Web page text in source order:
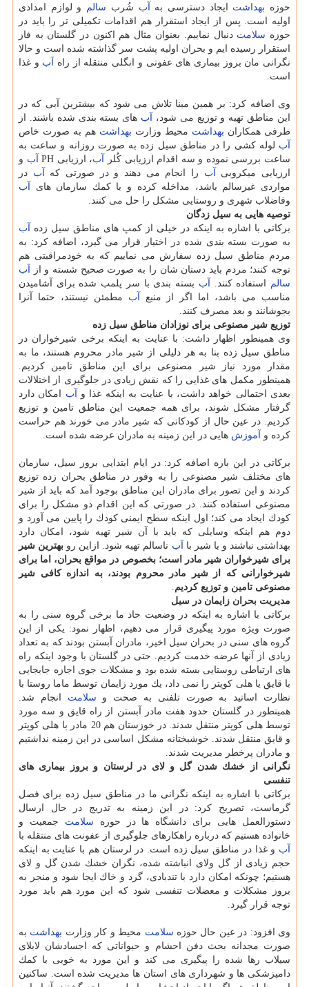
حوزه بهداشت ایجاد دسترسی به آب شُرب سالم
و لوازم امدادی
اولیه است. پس از ایجاد استقرار هم اقدامات تكمیلی تر را باید در
حوزه سلامت دنبال نماییم. بعنوان مثال هم اكنون در گلستان به فاز
استقرار رسیده ایم و بحران اولیه پشت سر گذاشته شده است و حالا
نگرانی مان بروز بیماری های عفونی و انگلی منتقله از راه آب و غذا
است.
وی اضافه كرد: بر همین مبنا تلاش می شود كه بیشترین آبی كه در
این مناطق تهیه و توزیع می شود، آب های بسته بندی شده باشند. از
طرفی همكاران بهداشت محیط وزارت بهداشت هم به صورت خاص
آب لوله كشی را در مناطق سیل زده به صورت روزانه و ساعت به
ساعت بررسی نموده و سه اقدام ارزیابی كُلر آب، ارزیابی PH آب و
ارزیابی میكروبی آب را انجام می دهند و در صورتی كه آب در
مواردی غیرسالم باشد، مداخله كرده و با كمك سازمان های آب
وفاضلاب شهری و روستایی مشكل را حل می كنند.
توصیه هایی به سیل زدگان
بركاتی با اشاره به اینكه در خیلی از كمپ های مناطق سیل زده آب
به صورت بسته بندی شده در اختیار قرار می گیرد، اضافه كرد: به
مردم مناطق سیل زده سفارش می نماییم كه به خودمراقبتی هم
توجه كنند؛ مردم باید دستان شان را به صورت صحیح شسته و از آب
سالم استفاده كنند. آب بسته بندی با سر پلمب شده برای آشامیدن
مناسب می باشد، اما اگر از منبع آب مطمئن نیستند، حتما آنرا
بجوشانند و بعد مصرف كنند.
توزیع شیر مصنوعی برای نوزادان مناطق سیل زده
وی همینطور اظهار داشت: با عنایت به اینكه برخی شیرخواران در
مناطق سیل زده بنا به هر دلیلی از شیر مادر محروم هستند، ما به
مقدار مورد نیاز شیر مصنوعی برای این مناطق تامین كردیم.
همینطور مكمل های غذایی را كه نقش زیادی در جلوگیری از اختلالات
بعدی احتمالی خواهد داشت، با عنایت به اینكه غذا و آب امكان دارد
گرفتار مشكل شوند، برای همه جمعیت این مناطق تامین و توزیع
كردیم. در عین حال از كودكانی كه شیر مادر می خورند هم حراست
كرده و آموزش هایی در این زمینه به مادران عرضه شده است.
بركاتی در این باره اضافه كرد: در ایام ابتدایی بروز سیل، سازمان
های مختلف شیر مصنوعی را به وفور در مناطق بحران زده توزیع
كردند و این تصور برای مادران این مناطق بوجود آمد كه باید از شیر
مصنوعی استفاده كنند. در صورتی كه این اقدام دو مشكل را برای
كودك ایجاد می كند؛ اول اینكه سطح ایمنی كودك را پایین می آورد و
دوم هم اینكه وسایلی كه باید با آن شیر تهیه شود، امكان دارد
بهداشتی نباشند و یا شیر با آب ناسالم تهیه شود. ازاین رو بهترین شیر
برای شیرخواران شیر مادر است؛ بخصوص در مواقع بحران، اما برای
شیرخوارانی كه از شیر مادر محروم بودند، به اندازه كافی شیر
مصنوعی تامین و توزیع كردیم
مدیریت بحران زایمان در سیل
بركاتی با اشاره به اینكه در وضعیت حاد ما برخی گروه سنی را به
صورت ویژه مورد پیگیری قرار می دهیم، اظهار نمود: یكی از این
گروه های سنی در بحران سیل اخیر، مادران آبستن بودند كه به تعداد
زیادی از آنها عرضه خدمت كردیم. حتی در گلستان با وجود اینكه راه
های ارتباطی روستایی بسته شده بود و مشكلات جوی اجازه جابجایی
با قایق یا هلی كوپتر را نمی داد، یك مورد زایمان توسط ماما روستا با
نظارت اساتید به صورت تلفنی به صحت و سلامت انجام شد.
همینطور در گلستان حدود هفت مادر آبستن از راه قایق و سه مورد
توسط هلی كوپتر منتقل شدند. در خوزستان هم 20 مادر با هلی كوپتر
و قایق منتقل شدند. خوشبختانه مشكل اساسی در این زمینه نداشتیم
و مادران پرخطر مدیریت شدند.
نگرانی از خشك شدن گل و لای در لرستان و بروز بیماری های
تنفسی
بركاتی با اشاره به اینكه نگرانی ما در مناطق سیل زده برای فصل
گرماست، تصریح كرد: در این زمینه به تدریج در حال ارسال
دستورالعمل هایی برای دانشگاه ها در حوزه سلامت جمعیت و
خانواده هستیم كه درباره راهكارهای جلوگیری از عفونت های منتقله با
آب و غذا در مناطق سیل زده است. در لرستان هم با عنایت به اینكه
حجم زیادی از گل ولای انباشته شده، نگران خشك شدن گل و لای
هستیم؛ چونكه امكان دارد با تندبادی، گرد و خاك ایجا شود و منجر به
بروز مشكلات و معضلات تنفسی شود كه این مورد هم باید مورد
توجه قرار گیرد.
وی افزود: در عین حال حوزه سلامت محیط و كار وزارت بهداشت به
صورت مجدانه بحث دفن احشام و حیواناتی كه اجسادشان لابلای
سیلاب رها شده را پیگیری می كند و این مورد به خوبی با كمك
دامپزشكی ها و شهرداری های استان ها مدیریت شده است. ساكنین